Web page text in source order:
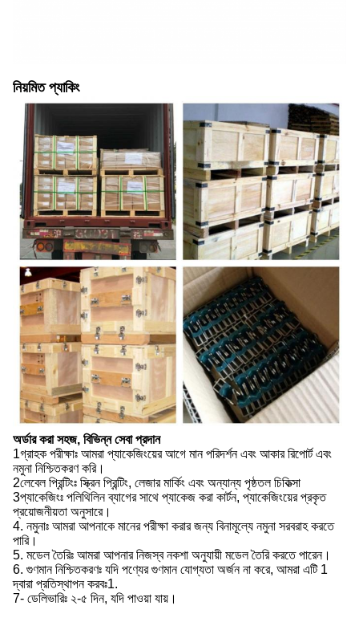
নিয়মিত প্যাকিং
অর্ডার করা সহজ, বিভিন্ন সেবা প্রদান
1গ্রাহক পরীক্ষাঃ আমরা প্যাকেজিংয়ের আগে মান পরিদর্শন এবং আকার রিপোর্ট এবং
নমুনা নিশ্চিতকরণ করি।
2লেবেল প্রিন্টিংঃ স্ক্রিন প্রিন্টিং, লেজার মার্কিং এবং অন্যান্য পৃষ্ঠতল চিকিত্সা
3প্যাকেজিংঃ পলিথিলিন ব্যাগের সাথে প্যাকেজ করা কার্টন, প্যাকেজিংয়ের প্রকৃত
প্রয়োজনীয়তা অনুসারে।
4. নমুনাঃ আমরা আপনাকে মানের পরীক্ষা করার জন্য বিনামূল্যে নমুনা সরবরাহ করতে
পারি।
5. মডেল তৈরিঃ আমরা আপনার নিজস্ব নকশা অনুযায়ী মডেল তৈরি করতে পারেন।
6. গুণমান নিশ্চিতকরণঃ যদি পণ্যের গুণমান যোগ্যতা অর্জন না করে, আমরা এটি 1
দ্বারা প্রতিস্থাপন করবঃ1.
7- ডেলিভারিঃ ২-৫ দিন, যদি পাওয়া যায়।